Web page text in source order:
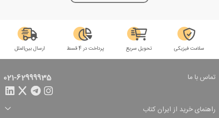
سلامت فیزیکی تحویل سریع پرداخت در 4 قسط ارسال بین‌الملل
تماس با ما 021-62999935
راهنمای خرید از ایران کتاب